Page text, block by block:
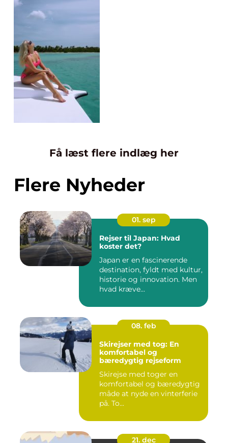
Få læst flere indlæg her
Flere Nyheder
01. sep
Rejser til Japan: Hvad
koster det?
Japan er en fascinerende
destination, fyldt med kultur,
historie og innovation. Men
hvad kræve...
08. feb
Skirejser med tog: En
komfortabel og
bæredygtig rejseform
Skirejse med toger en
komfortabel og bæredygtig
måde at nyde en vinterferie
på. To...
21. dec